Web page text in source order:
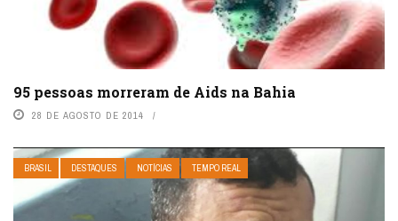
95 pessoas morreram de Aids na Bahia
28 DE AGOSTO DE 2014
BRASIL DESTAQUES NOTÍCIAS TEMPO REAL